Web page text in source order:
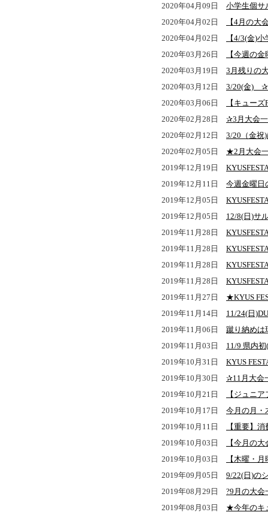
2020年04月09日 小学生個サ
2020年04月02日
【4月の大
2020年04月02日
【4/3(金)
2020年03月26日
【今週の
2020年03月19日 3月残りの
2020年03月12日 3/20(金)
2020年03月06日
【キュー
2020年02月28日 ✰3月大会
2020年02月12日 3/20（金祝
2020年02月05日 ★2月大会
2019年12月19日
2019年12月11日 今週金曜日
2019年12月05日
2019年12月05日 12/8(日)サ
2019年11月28日
2019年11月28日
2019年11月28日
2019年11月28日
2019年11月27日 ★KYUS
2019年11月14日 11/24(日
2019年11月06日 蹴り納めは
2019年11月03日 11/9 県内
2019年10月31日 KYUS
2019年10月30日 ✰11月大会
2019年10月21日
【ジュニ
2019年10月17日 今月の月・
2019年10月11日
【重要】
2019年10月03日
【今月の
2019年10月03日
【木曜・
2019年09月05日 9/22(日)の
2019年08月29日 ?9月の大会
2019年08月03日 ★今年のキ